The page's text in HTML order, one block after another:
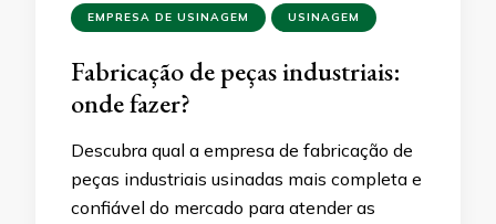
EMPRESA DE USINAGEM USINAGEM
Fabricação de peças industriais:
onde fazer?
Descubra qual a empresa de fabricação de
peças industriais usinadas mais completa e
confiável do mercado para atender as